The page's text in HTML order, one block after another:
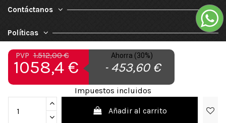
PVP1.512,00 €
1058,4 €
Ahorra (30%)
- 453,60 €
Impuestos incluidos
Añadir al carrito
Contáctanos
Políticas
Nuestra Empresa